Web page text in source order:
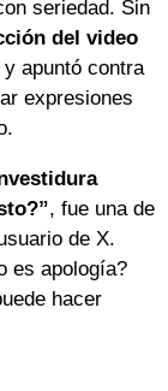
seriedad. Sin
del video
apuntó contra
expresiones
, fue una de
de X.
es apología?
hacer